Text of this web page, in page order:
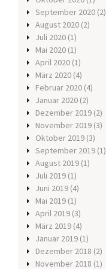
September 2020 (2)
August 2020 (2)
Juli 2020 (1)
Mai 2020 (1)
April 2020 (1)
März 2020 (4)
Februar 2020 (4)
Januar 2020 (2)
Dezember 2019 (2)
November 2019 (3)
Oktober 2019 (3)
September 2019 (1)
August 2019 (1)
Juli 2019 (1)
Juni 2019 (4)
Mai 2019 (1)
April 2019 (3)
März 2019 (4)
Januar 2019 (1)
Dezember 2018 (2)
November 2018 (1)